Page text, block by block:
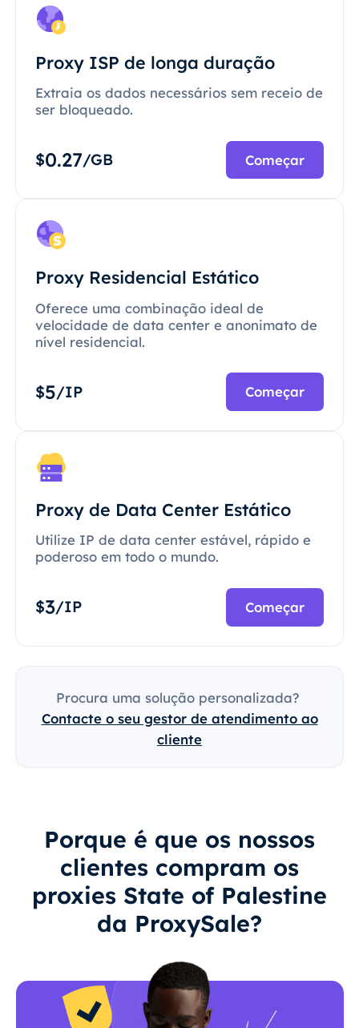
Proxy ISP de longa duração
Extraia os dados necessários sem receio de
ser bloqueado.
$0.27/GB Começar
Proxy Residencial Estático
Oferece uma combinação ideal de
velocidade de data center e anonimato de
nível residencial.
$5/IP Começar
Proxy de Data Center Estático
Utilize IP de data center estável, rápido e
poderoso em todo o mundo.
$3/IP Começar
Procura uma solução personalizada?
Contacte o seu gestor de atendimento ao
cliente
Porque é que os nossos
clientes compram os
proxies State of Palestine
da ProxySale?